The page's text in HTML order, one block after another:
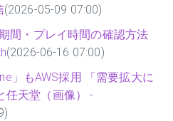
(2026-05-09 07:00)
間・プレイ時間の確認方法
(2026-06-16 07:00)
」もAWS採用 「需要拡大に
任天堂（画像） -